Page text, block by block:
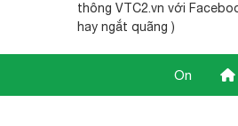
thông VTC2.vn với
hay ngắt quãng )
On